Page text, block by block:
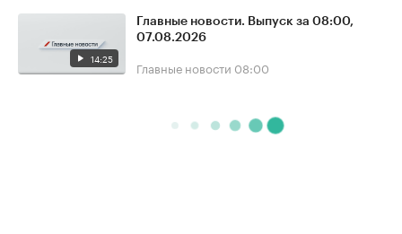
14:25
Главные новости. Выпуск за 08:00,
07.08.2026
Главные новости 08:00